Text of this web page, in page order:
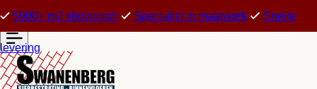
5000+ m2 showroom Specialist in maatwerk Snelle
levering